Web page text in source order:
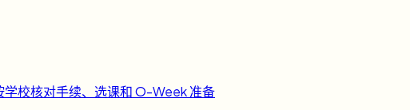
学校核对手续、选课和 O-Week 准备